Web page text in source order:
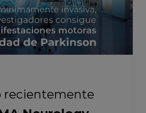
recientemente